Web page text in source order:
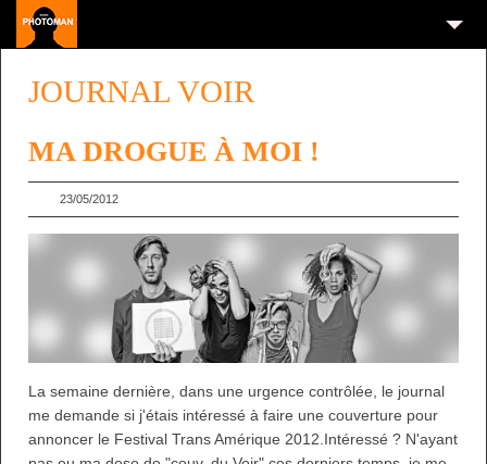
JOURNAL VOIR
MA DROGUE À MOI !
23/05/2012
La semaine dernière, dans une urgence contrôlée, le journal
me demande si j'étais intéressé à faire une couverture pour
annoncer le Festival Trans Amérique 2012.Intéressé ? N'ayant